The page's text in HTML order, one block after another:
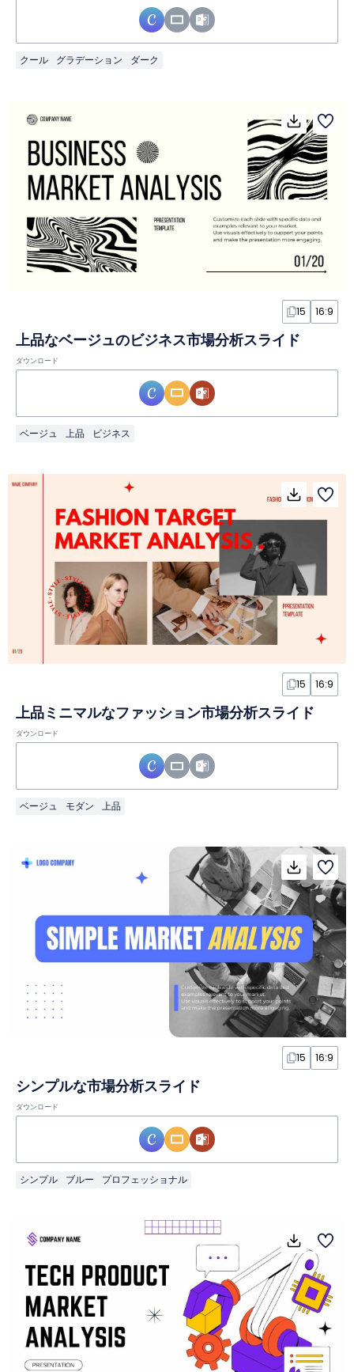
クール グラデーション ダーク
15 16:9
上品なベージュのビジネス市場分析スライド
ダウンロード
ベージュ 上品 ビジネス
15 16:9
上品ミニマルなファッション市場分析スライド
ダウンロード
ベージュ モダン 上品
15 16:9
シンプルな市場分析スライド
ダウンロード
シンプル ブルー プロフェッショナル